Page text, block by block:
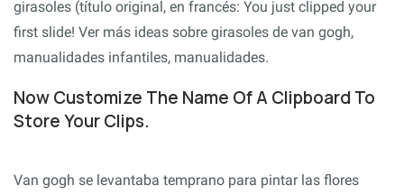
girasoles (título original, en francés: You just clipped your
first slide! Ver más ideas sobre girasoles de van gogh,
manualidades infantiles, manualidades.
Now Customize The Name Of A Clipboard To
Store Your Clips.
Van gogh se levantaba temprano para pintar las flores